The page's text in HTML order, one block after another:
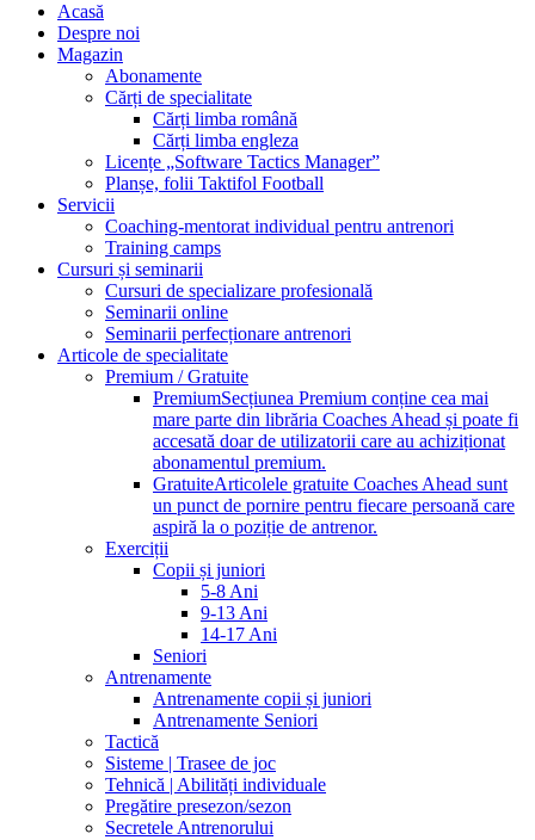
Acasă
Despre noi
Magazin
Abonamente
Cărți de specialitate
Cărți limba română
Cărți limba engleza
Licențe „Software Tactics Manager”
Planșe, folii Taktifol Football
Servicii
Coaching-mentorat individual pentru antrenori
Training camps
Cursuri și seminarii
Cursuri de specializare profesională
Seminarii online
Seminarii perfecționare antrenori
Articole de specialitate
Premium / Gratuite
PremiumSecțiunea Premium conține cea mai
mare parte din librăria Coaches Ahead și poate fi
accesată doar de utilizatorii care au achiziționat
abonamentul premium.
GratuiteArticolele gratuite Coaches Ahead sunt
un punct de pornire pentru fiecare persoană care
aspiră la o poziție de antrenor.
Exerciții
Copii și juniori
5-8 Ani
9-13 Ani
14-17 Ani
Seniori
Antrenamente
Antrenamente copii și juniori
Antrenamente Seniori
Tactică
Sisteme | Trasee de joc
Tehnică | Abilități individuale
Pregătire presezon/sezon
Secretele Antrenorului